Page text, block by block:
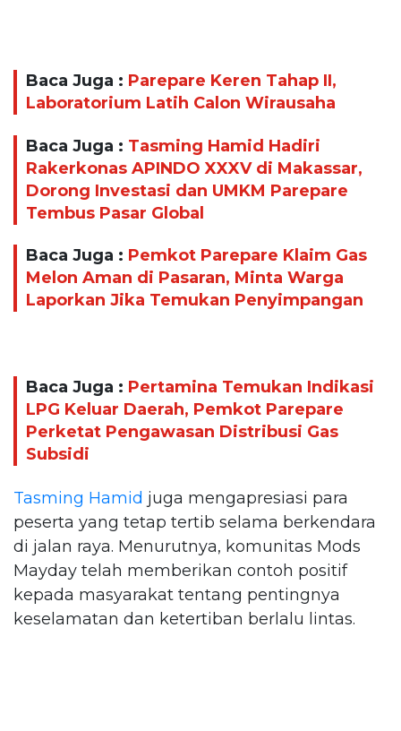
Baca Juga : Parepare Keren Tahap II,
Laboratorium Latih Calon Wirausaha
Baca Juga : Tasming Hamid Hadiri
Rakerkonas APINDO XXXV di Makassar,
Dorong Investasi dan UMKM Parepare
Tembus Pasar Global
Baca Juga : Pemkot Parepare Klaim Gas
Melon Aman di Pasaran, Minta Warga
Laporkan Jika Temukan Penyimpangan
Baca Juga : Pertamina Temukan Indikasi
LPG Keluar Daerah, Pemkot Parepare
Perketat Pengawasan Distribusi Gas
Subsidi
Tasming Hamid juga mengapresiasi para
peserta yang tetap tertib selama berkendara
di jalan raya. Menurutnya, komunitas Mods
Mayday telah memberikan contoh positif
kepada masyarakat tentang pentingnya
keselamatan dan ketertiban berlalu lintas.